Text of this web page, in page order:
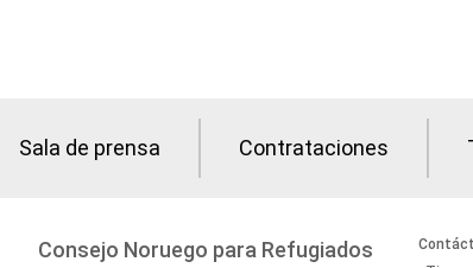
Sala de prensa Contrataciones
Consejo Noruego para Refugiados